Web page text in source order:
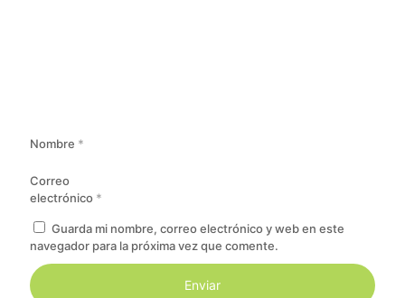
Nombre *
Correo
electrónico *
Guarda mi nombre, correo electrónico y web en este
navegador para la próxima vez que comente.